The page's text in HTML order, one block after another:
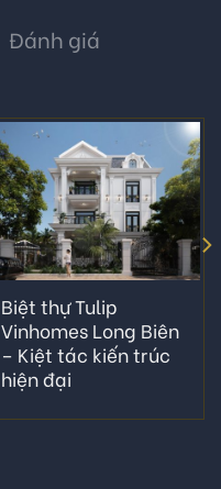
Đánh giá
Biệt thự Tulip
Vinhomes Long Biên
– Kiệt tác kiến trúc
hiện đại